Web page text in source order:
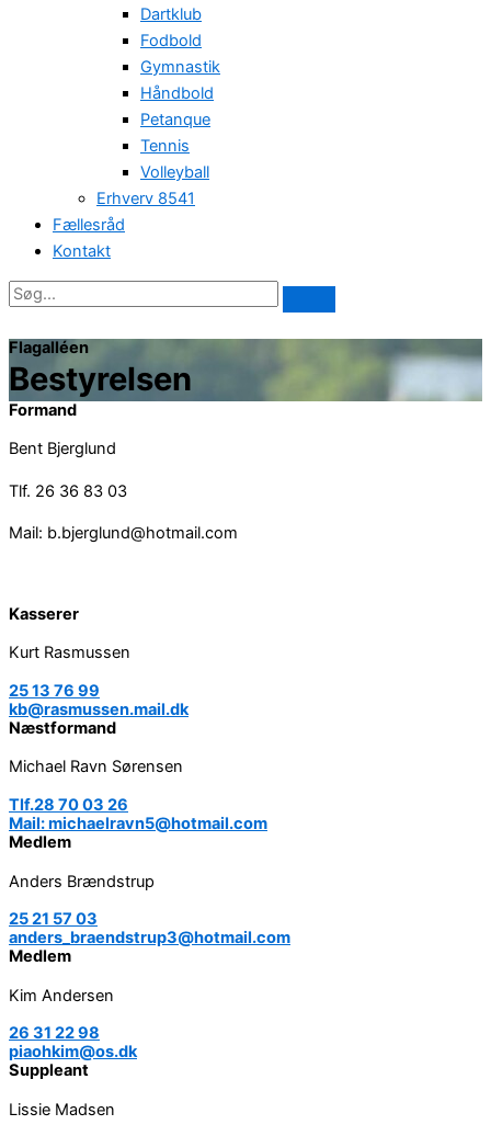
Dartklub
Fodbold
Gymnastik
Håndbold
Petanque
Tennis
Volleyball
Erhverv 8541
Fællesråd
Kontakt
Flagalléen
Bestyrelsen
Formand
Bent Bjerglund
Tlf. 26 36 83 03
Mail: b.bjerglund@hotmail.com
Kasserer
Kurt Rasmussen
25 13 76 99
kb@rasmussen.mail.dk
Næstformand
Michael Ravn Sørensen
Tlf.28 70 03 26
Mail: michaelravn5@hotmail.com
Medlem
Anders Brændstrup
25 21 57 03
anders_braendstrup3@hotmail.com
Medlem
Kim Andersen
26 31 22 98
piaohkim@os.dk
Suppleant
Lissie Madsen